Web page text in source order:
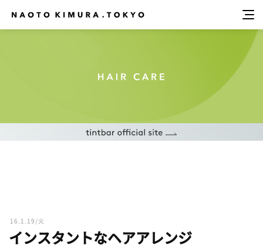
16.1.19/火
インスタントなヘアアレンジ